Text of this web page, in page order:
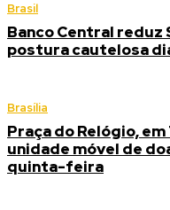
Brasil
Banco Central reduz
postura cautelosa
Brasília
Praça do Relógio,
unidade móvel de
quinta-feira